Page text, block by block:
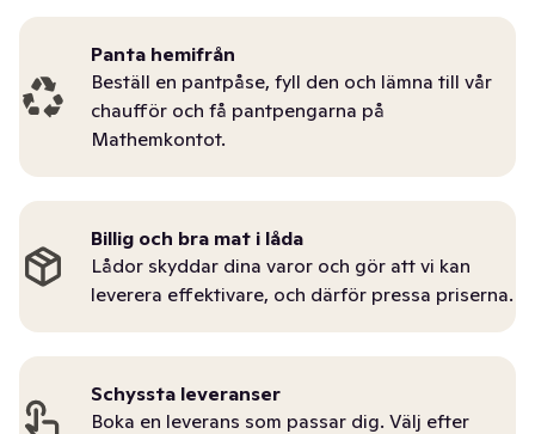
Panta hemifrån
Beställ en pantpåse, fyll den och lämna till vår
chaufför och få pantpengarna på
Mathemkontot.
Billig och bra mat i låda
Lådor skyddar dina varor och gör att vi kan
leverera effektivare, och därför pressa priserna.
Schyssta leveranser
Boka en leverans som passar dig. Välj efter